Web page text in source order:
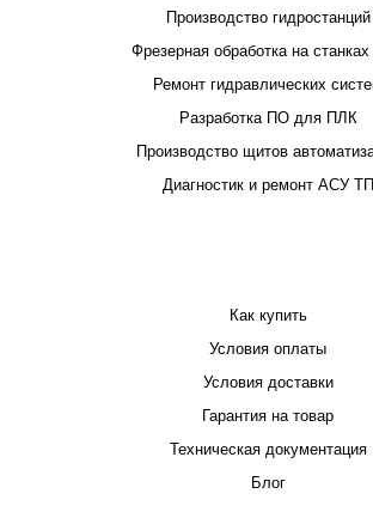
Производство гидростанций
Фрезерная обработка на
Ремонт гидравлических
Разработка ПО для ПЛК
Производство щитов
Диагностик и ремонт АСУ ТП
Как купить
Условия оплаты
Условия доставки
Гарантия на товар
Техническая документация
Блог